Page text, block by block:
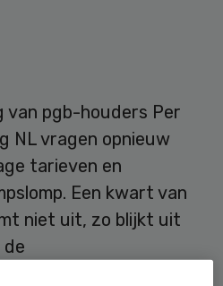
van pgb-houders Per
NL vragen opnieuw
tarieven en
Een kwart van
niet uit, zo blijkt uit
de